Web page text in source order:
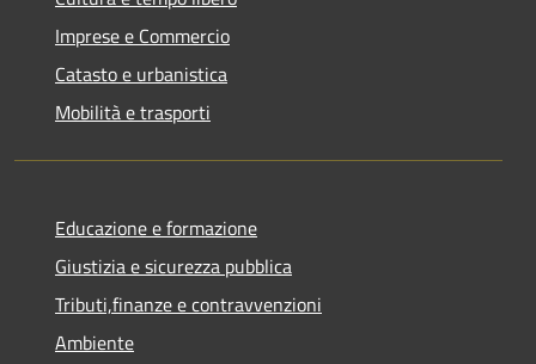
Imprese e Commercio
Catasto e urbanistica
Mobilità e trasporti
Educazione e formazione
Giustizia e sicurezza pubblica
Tributi,finanze e contravvenzioni
Ambiente